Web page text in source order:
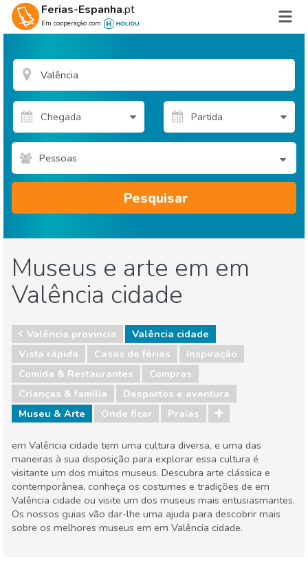
Ferias-Espanha.pt
Em cooperação com
Pessoas
Pesquisar
Museus e arte em em
Valência cidade
Valência provincia
Valência cidade
Vista rápida
Casas de férias
Inspiração
Comida & Restaurantes
Compras
Crianças & família
Desportos e aventura
Museu & Arte
Onde ficar Praias
em Valência cidade tem uma cultura diversa, e uma das
maneiras à sua disposição para explorar essa cultura é
visitante um dos muitos museus. Descubra arte clássica e
contemporânea, conheça os costumes e tradições de em
Valência cidade ou visite um dos museus mais entusiasmantes.
Os nossos guias vão dar-lhe uma ajuda para descobrir mais
sobre os melhores museus em em Valência cidade.